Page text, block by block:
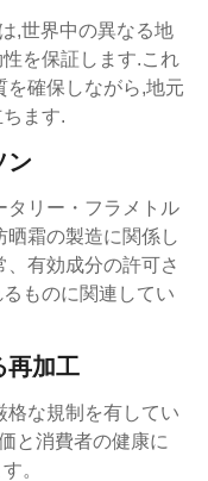
,世界中の異なる地
を保証します.これ
を確保しながら,地元
ます.
ン
タリー・フラメトル
晒霜の製造に関係し
有効成分の許可さ
ものに関連してい
再加工
格な規制を有してい
と消費者の健康に
。